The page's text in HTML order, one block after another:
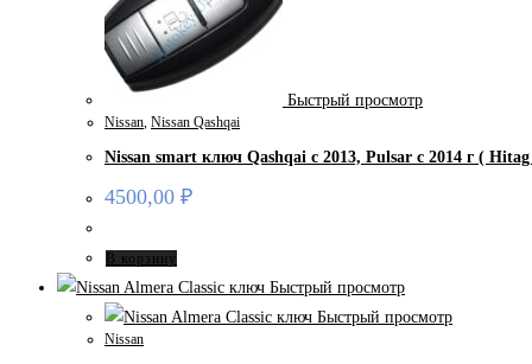
Быстрый просмотр
Nissan Nissan Qashqai
Nissan smart ключ Qashqai с 2013, Pulsar с 2014 г (
4500,00 ₽
В корзину
Быстрый просмотр
Быстрый просмотр
Nissan